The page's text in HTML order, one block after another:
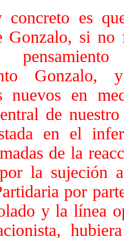
es
Gonzalo, si
nuevos en
de
en el
de la
la sujeción
por
y la línea